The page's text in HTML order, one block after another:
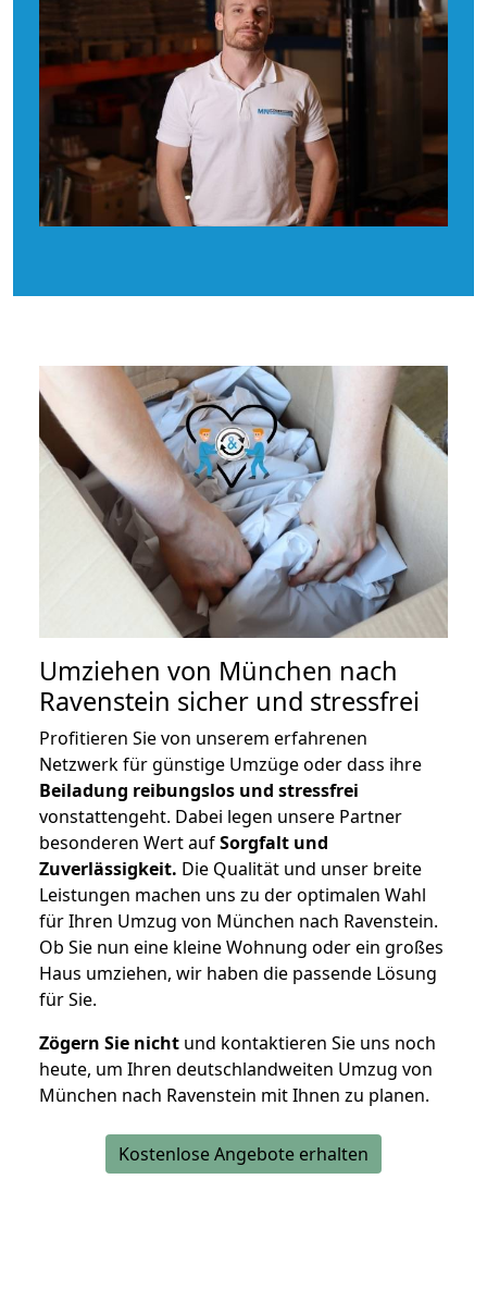
Umziehen von München nach
Ravenstein sicher und stressfrei
Profitieren Sie von unserem erfahrenen
Netzwerk für günstige Umzüge oder dass ihre
Beiladung reibungslos und stressfrei
vonstattengeht. Dabei legen unsere Partner
besonderen Wert aufSorgfalt und
Zuverlässigkeit. Die Qualität und unser breite
Leistungen machen uns zu der optimalen Wahl
für Ihren Umzug von München nach Ravenstein.
Ob Sie nun eine kleine Wohnung oder ein großes
Haus umziehen, wir haben die passende Lösung
für Sie.
Zögern Sie nicht und kontaktieren Sie uns noch
heute, um Ihren deutschlandweiten Umzug von
München nach Ravenstein mit Ihnen zu planen.
Kostenlose Angebote erhalten